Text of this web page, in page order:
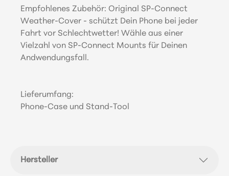
Empfohlenes Zubehör: Original SP-Connect
Weather-Cover - schützt Dein Phone bei jeder
Fahrt vor Schlechtwetter! Wähle aus einer
Vielzahl von SP-Connect Mounts für Deinen
Andwendungsfall.
Lieferumfang:
Phone-Case und Stand-Tool
Hersteller